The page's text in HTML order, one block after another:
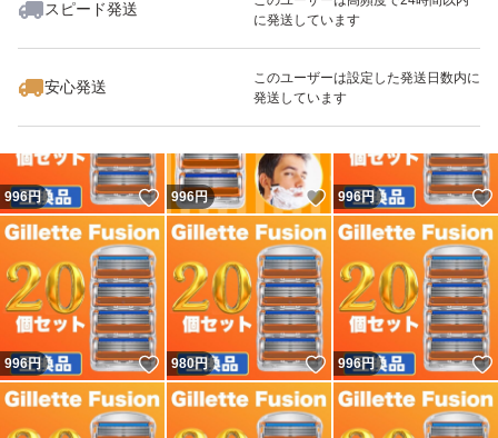
スピード発送
に発送しています
安心発送
このユーザーは設定した発送日数内に
発送しています
いいね！
996
996円 いいね！
996円 いいね！
996円
996円 いいね！
980円 いいね！
996円